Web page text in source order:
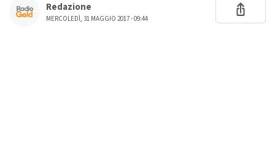
Redazione
MERCOLEDÌ, 31 MAGGIO 2017 - 09:44